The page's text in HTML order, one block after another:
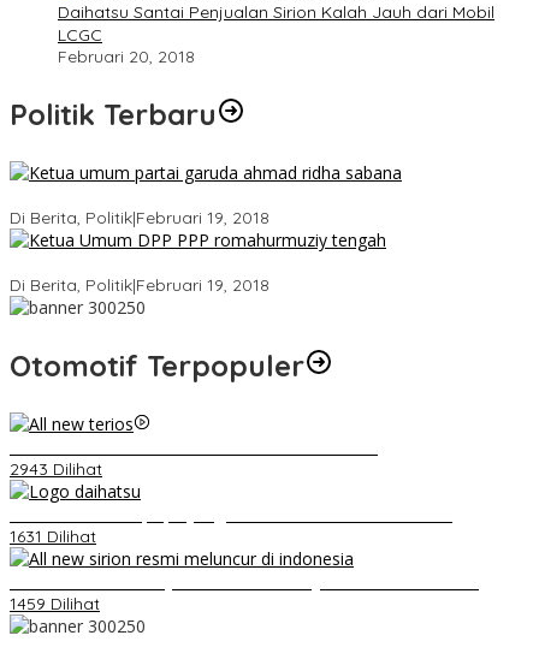
Daihatsu Santai Penjualan Sirion Kalah Jauh dari Mobil
LCGC
Februari 20, 2018
Politik Terbaru
Di Berita, Politik|Februari 19, 2018
Di Berita, Politik|Februari 19, 2018
Otomotif Terpopuler
2943 Dilihat
1631 Dilihat
1459 Dilihat